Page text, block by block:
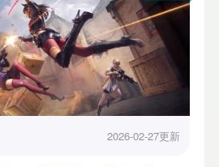
2026-02-27更新